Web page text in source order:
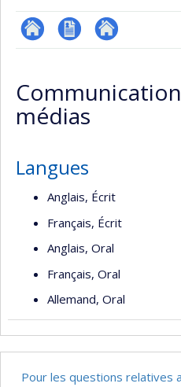
ResearchGate
CV
Autre
web
médias
Langues
Anglais, Écrit
Français, Écrit
Anglais, Oral
Français, Oral
Allemand, Oral
Pour les questions relatives